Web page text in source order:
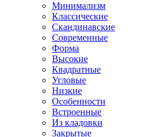
Минимализм
Классические
Скандинавские
Современные
Форма
Высокие
Квадратные
Угловые
Низкие
Особенности
Встроенные
Из кладовки
Закрытые